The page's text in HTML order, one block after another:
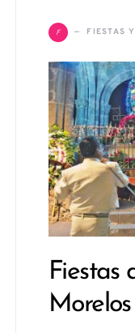
F FIESTAS
Fiestas
Morelos